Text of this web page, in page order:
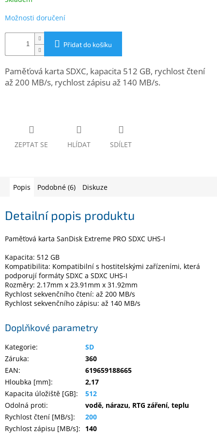
www.inpraise.cz
a
zahrada
a
notebooky
Elektronika
Domácnost
%
Black
Friday
VÝPRODEJ
Akční
zboží
TONERY
A
CARTRIDGE
OEM
Sestavy
Možnosti doručení
Přidat do košíku
Paměťová karta SDXC, kapacita 512 GB, rychlost čtení
až 200 MB/s, rychlost zápisu až 140 MB/s.
ZEPTAT SE HLÍDAT SDÍLET
Popis Podobné (6) Diskuze
Detailní popis produktu
Paměťová karta SanDisk Extreme PRO SDXC UHS-I
Kapacita: 512 GB
Kompatibilita: Kompatibilní s hostitelskými zařízeními, která
podporují formáty SDXC a SDXC UHS-I
Rozměry: 2.17mm x 23.91mm x 31.92mm
Rychlost sekvenčního čtení: až 200 MB/s
Rychlost sekvenčního zápisu: až 140 MB/s
Doplňkové parametry
Kategorie:
SD
Záruka:
360
EAN:
619659188665
Hloubka [mm]:
2,17
Kapacita úložiště [GB]:
512
Odolná proti:
vodě, nárazu, RTG záření, teplu
Rychlost čtení [MB/s]:
200
Rychlost zápisu [MB/s]: 140